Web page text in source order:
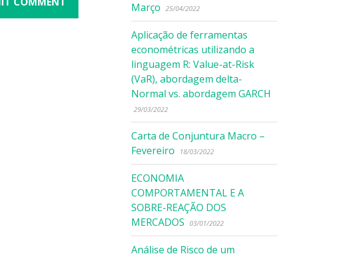
Março
25/04/2022
Aplicação de ferramentas
econométricas utilizando a
linguagem R: Value-at-Risk
(VaR), abordagem delta-
Normal vs. abordagem GARCH
29/03/2022
Carta de Conjuntura Macro –
Fevereiro
18/03/2022
ECONOMIA
COMPORTAMENTAL E A
SOBRE-REAÇÃO DOS
MERCADOS
03/01/2022
Análise de Risco de um